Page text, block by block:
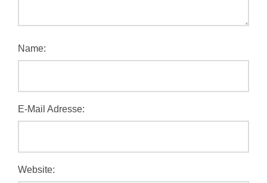
Name:
E-Mail Adresse:
Website: